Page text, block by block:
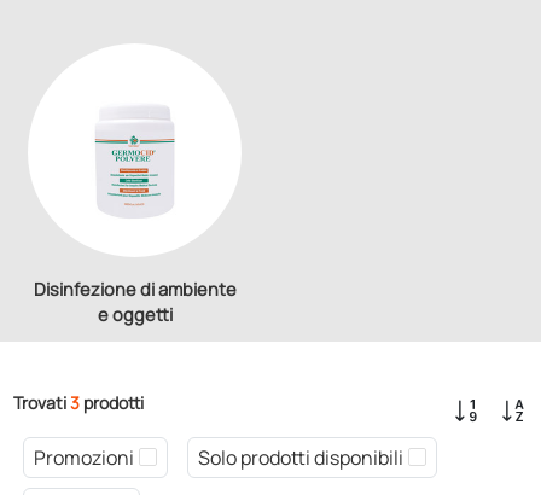
Disinfezione di ambiente
e oggetti
Trovati3 prodotti
Promozioni
Solo prodotti disponibili